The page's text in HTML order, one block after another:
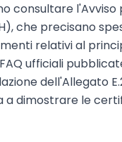
consultare
che precisano
relativi al
ufficiali
dell'Allegato
a dimostrare le